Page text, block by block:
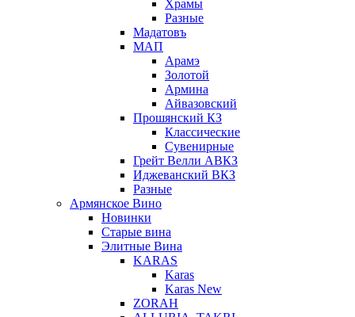
Храмы
Разные
Мадатовъ
МАП
Арамэ
Золотой
Армина
Айвазовский
Прошянский КЗ
Классические
Сувенирные
Грейт Велли АВКЗ
Иджеванский ВКЗ
Разные
Армянское Вино
Новинки
Старые вина
Элитные Вина
KARAS
Karas
Karas New
ZORAH